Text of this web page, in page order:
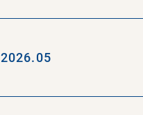
2026.05